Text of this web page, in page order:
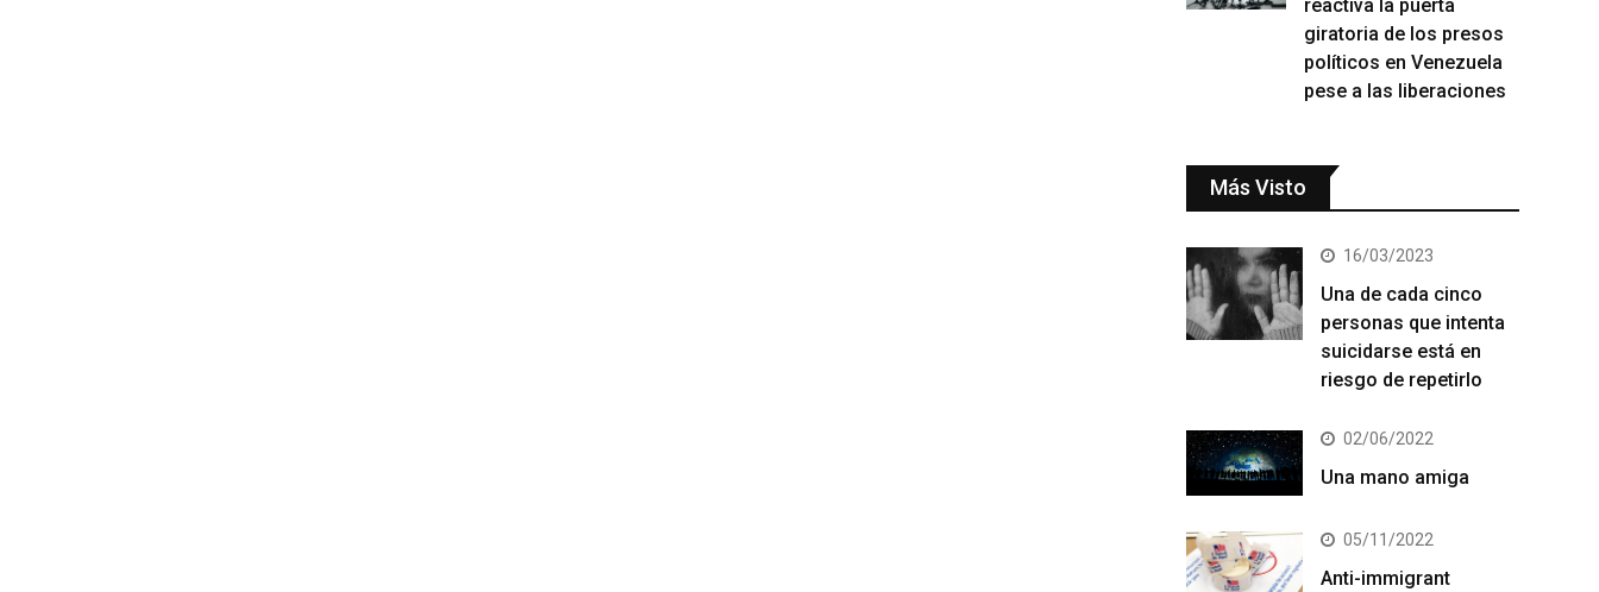
reactiva la puerta
giratoria de los presos
políticos en Venezuela
pese a las liberaciones
Más Visto
16/03/2023
Una de cada cinco
personas que intenta
suicidarse está en
riesgo de repetirlo
02/06/2022
Una mano amiga
05/11/2022
Anti-immigrant